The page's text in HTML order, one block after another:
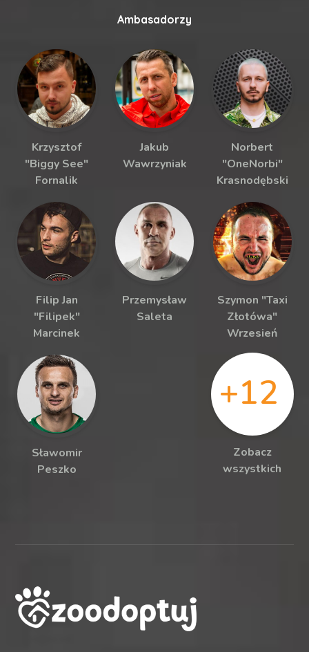
Ambasadorzy
Krzysztof
"Biggy See"
Fornalik
Jakub
Wawrzyniak
Norbert
"OneNorbi"
Krasnodębski
Filip Jan
"Filipek"
Marcinek
Przemysław
Saleta
Szymon "Taxi
Złotówa"
Wrzesień
Sławomir
Peszko
+12
Zobacz
wszystkich